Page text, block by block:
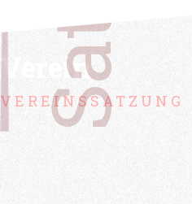
Verein
VEREINSSATZUNG